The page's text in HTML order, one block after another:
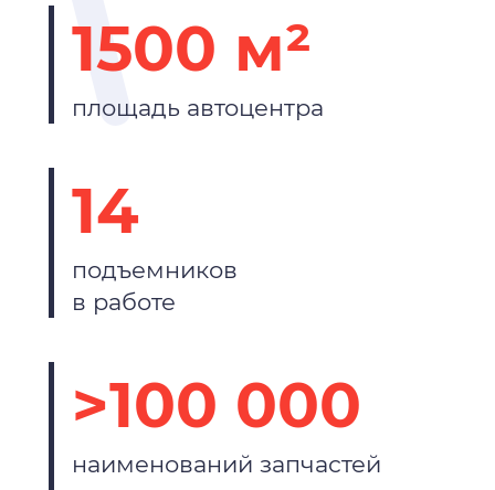
1500 м²
площадь автоцентра
14
подъемников
в работе
>100 000
наименований запчастей